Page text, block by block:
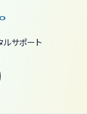
サポート